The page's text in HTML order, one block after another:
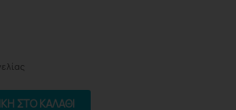
ΣΤΟ ΚΑΛΆΘΙ